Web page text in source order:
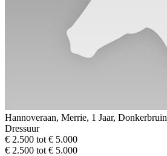
Hannoveraan, Merrie, 1 Jaar, Donkerbruin
Dressuur
€ 2.500 tot € 5.000
€ 2.500 tot € 5.000